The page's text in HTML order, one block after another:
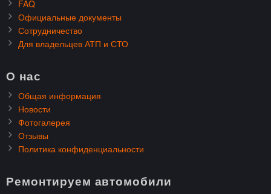
FAQ
Официальные документы
Сотрудничество
Для владельцев АТП и СТО
О нас
Общая информация
Новости
Фотогалерея
Отзывы
Политика конфиденциальности
Ремонтируем автомобили